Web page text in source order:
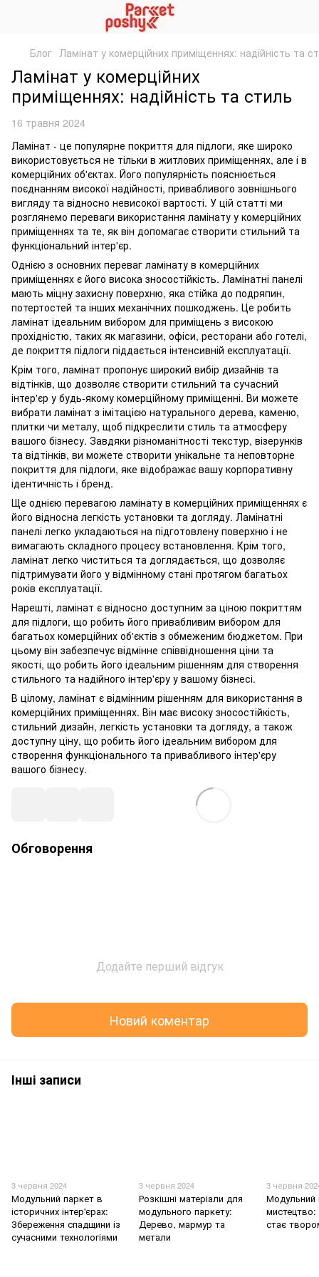
Блог Ламінат у комерційних приміщеннях: надійність та
Ламінат у комерційних
приміщеннях: надійність та стиль
16 травня 2024
Ламінат - це популярне покриття для підлоги, яке широко
використовується не тільки в житлових приміщеннях, але і в
комерційних об'єктах. Його популярність пояснюється
поєднанням високої надійності, привабливого зовнішнього
вигляду та відносно невисокої вартості. У цій статті ми
розглянемо переваги використання ламінату у комерційних
приміщеннях та те, як він допомагає створити стильний та
функціональний інтер'єр.
Однією з основних переваг ламінату в комерційних
приміщеннях є його висока зносостійкість. Ламінатні панелі
мають міцну захисну поверхню, яка стійка до подряпин,
потертостей та інших механічних пошкоджень. Це робить
ламінат ідеальним вибором для приміщень з високою
прохідністю, таких як магазини, офіси, ресторани або готелі,
де покриття підлоги піддається інтенсивній експлуатації.
Крім того, ламінат пропонує широкий вибір дизайнів та
відтінків, що дозволяє створити стильний та сучасний
інтер'єр у будь-якому комерційному приміщенні. Ви можете
вибрати ламінат з імітацією натурального дерева, каменю,
плитки чи металу, щоб підкреслити стиль та атмосферу
вашого бізнесу. Завдяки різноманітності текстур, візерунків
та відтінків, ви можете створити унікальне та неповторне
покриття для підлоги, яке відображає вашу корпоративну
ідентичність і бренд.
Ще однією перевагою ламінату в комерційних приміщеннях є
його відносна легкість установки та догляду. Ламінатні
панелі легко укладаються на підготовлену поверхню і не
вимагають складного процесу встановлення. Крім того,
ламінат легко чиститься та доглядається, що дозволяє
підтримувати його у відмінному стані протягом багатьох
років експлуатації.
Нарешті, ламінат є відносно доступним за ціною покриттям
для підлоги, що робить його привабливим вибором для
багатьох комерційних об'єктів з обмеженим бюджетом. При
цьому він забезпечує відмінне співвідношення ціни та
якості, що робить його ідеальним рішенням для створення
стильного та надійного інтер'єру у вашому бізнесі.
В цілому, ламінат є відмінним рішенням для використання в
комерційних приміщеннях. Він має високу зносостійкість,
стильний дизайн, легкість установки та догляду, а також
доступну ціну, що робить його ідеальним вибором для
створення функціонального та привабливого інтер'єру
вашого бізнесу.
Обговорення
Додайте перший відгук
Новий коментар
Інші записи
3 червня 2024
Модульний паркет в
історичних інтер'єрах:
Збереження спадщини із
сучасними технологіями
3 червня 2024
Розкішні матеріали для
модульного паркету:
Дерево, мармур та
метали
3 червня
Модульний
мистецтво:
стає